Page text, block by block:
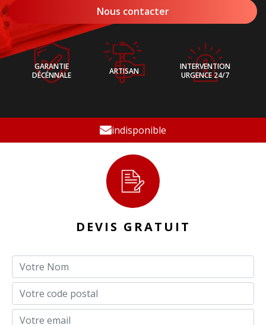
Nous contacter
GARANTIE
DÉCÉNNALE
ARTISAN
INTERVENTION
URGENCE 24/7
indisponible
DEVIS GRATUIT